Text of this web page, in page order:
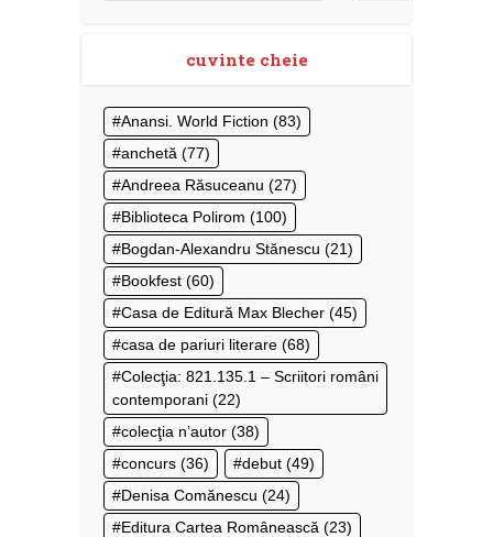
cuvinte cheie
Anansi. World Fiction (83)
anchetă (77)
Andreea Răsuceanu (27)
Biblioteca Polirom (100)
Bogdan-Alexandru Stănescu (21)
Bookfest (60)
Casa de Editură Max Blecher (45)
casa de pariuri literare (68)
Colecţia: 821.135.1 – Scriitori români
contemporani (22)
colecţia n’autor (38)
concurs (36) debut (49)
Denisa Comănescu (24)
Editura Cartea Românească (23)